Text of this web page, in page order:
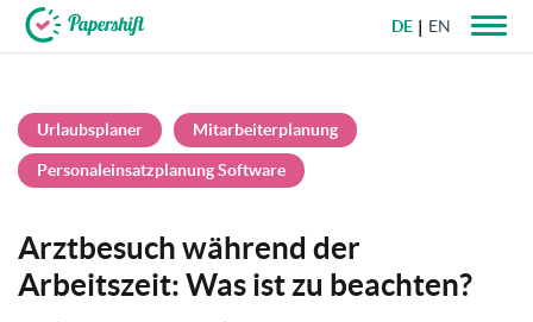
DE EN
Urlaubsplaner Mitarbeiterplanung
Personaleinsatzplanung Software
Arztbesuch während der
Arbeitszeit: Was ist zu beachten?